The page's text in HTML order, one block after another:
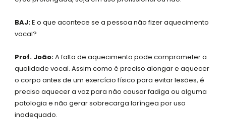
BAJ:E o que acontece se a pessoa não fizer aquecimento
vocal?
Prof. João:A falta de aquecimento pode comprometer a
qualidade vocal. Assim como é preciso alongar e aquecer
o corpo antes de um exercício físico para evitar lesões, é
preciso aquecer a voz para não causar fadiga ou alguma
patologia e não gerar sobrecarga laríngea por uso
inadequado.